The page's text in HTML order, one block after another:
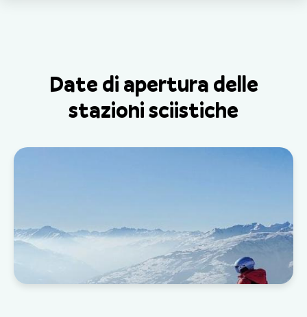
Date di apertura delle
stazioni sciistiche